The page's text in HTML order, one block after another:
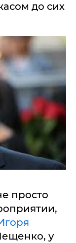
до сих
просто
у